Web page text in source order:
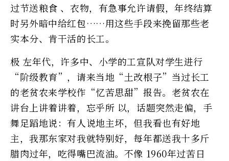
过节送粮食 、衣物，有急事允许请假，年终结算
时另外暗中给红包……用这些手段来挽留那些老
实本分、肯干活的长工。
极 左年代，许多中、小学的工宣队对学生进行
“阶级教育”，请来当地“土改根子”当过长工
的老贫农来学校作“忆苦思甜”报告。老贫农在
讲台上讲着讲着，忘乎所 以，话题突然走偏，手
舞足蹈地说：有人说地主坏，但我看也有好地
主，我那东家对我就特别好，每年都送我十多斤
腊肉过年，吃得嘴巴流油。不像 1960年过苦日